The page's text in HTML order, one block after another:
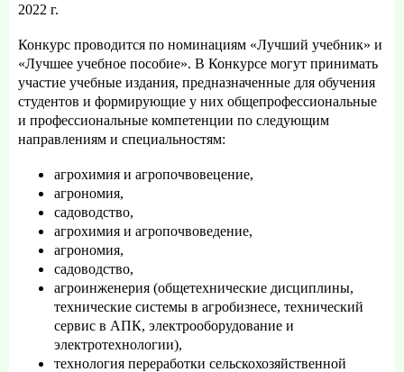
2022 г.
Конкурс проводится по номинациям «Лучший учебник» и
«Лучшее учебное пособие». В Конкурсе могут принимать
участие учебные издания, предназначенные для обучения
студентов и формирующие у них общепрофессиональные
и профессиональные компетенции по следующим
направлениям и специальностям:
агрохимия и агропочвовецение,
агрономия,
садоводство,
агрохимия и агропочвоведение,
агрономия,
садоводство,
агроинженерия (общетехнические дисциплины,
технические системы в агробизнесе, технический
сервис в АПК, электрооборудование и
электротехнологии),
технология переработки сельскохозяйственной